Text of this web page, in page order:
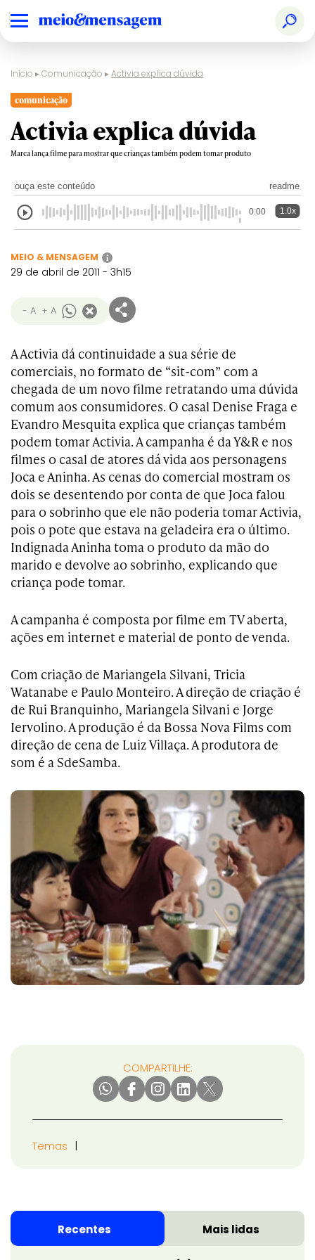
Início ▸Comunicação ▸Activia explica dúvida
comunicação
Activia explica dúvida
Marca lança filme para mostrar que crianças também podem tomar produto
ouça este conteúdo readme
0:00 1.0x
MEIO & MENSAGEM i
29 de abril de 2011 - 3h15
- A + A
A Activia dá continuidade a sua série de
comerciais, no formato de “sit-com” com a
chegada de um novo filme retratando uma dúvida
comum aos consumidores. O casal Denise Fraga e
Evandro Mesquita explica que crianças também
podem tomar Activia. A campanha é da Y&R e nos
filmes o casal de atores dá vida aos personagens
Joca e Aninha. As cenas do comercial mostram os
dois se desentendo por conta de que Joca falou
para o sobrinho que ele não poderia tomar Activia,
pois o pote que estava na geladeira era o último.
Indignada Aninha toma o produto da mão do
marido e devolve ao sobrinho, explicando que
criança pode tomar.
A campanha é composta por filme em TV aberta,
ações em internet e material de ponto de venda.
Com criação de Mariangela Silvani, Tricia
Watanabe e Paulo Monteiro. A direção de criação é
de Rui Branquinho, Mariangela Silvani e Jorge
Iervolino. A produção é da Bossa Nova Films com
direção de cena de Luiz Villaça. A produtora de
som é a SdeSamba.
COMPARTILHE:
Temas
Recentes Mais lidas